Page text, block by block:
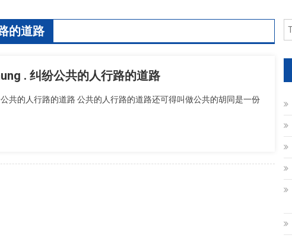
的道路
. 纠纷公共的人行路的道路
共的人行路的道路 公共的人行路的道路还可得叫做公共的胡同是一份